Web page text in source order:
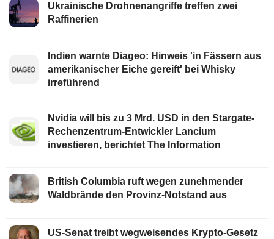
Ukrainische Drohnenangriffe treffen zwei
Raffinerien
Indien warnte Diageo: Hinweis 'in Fässern aus
amerikanischer Eiche gereift' bei Whisky
irreführend
Nvidia will bis zu 3 Mrd. USD in den Stargate-
Rechenzentrum-Entwickler Lancium
investieren, berichtet The Information
British Columbia ruft wegen zunehmender
Waldbrände den Provinz-Notstand aus
US-Senat treibt wegweisendes Krypto-Gesetz